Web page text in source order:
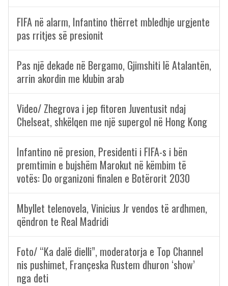
FIFA në alarm, Infantino thërret mbledhje urgjente
pas rritjes së presionit
Pas një dekade në Bergamo, Gjimshiti lë Atalantën,
arrin akordin me klubin arab
Video/ Zhegrova i jep fitoren Juventusit ndaj
Chelseat, shkëlqen me një supergol në Hong Kong
Infantino në presion, Presidenti i FIFA-s i bën
premtimin e bujshëm Marokut në këmbim të
votës: Do organizoni finalen e Botërorit 2030
Mbyllet telenovela, Vinicius Jr vendos të ardhmen,
qëndron te Real Madridi
Foto/ “Ka dalë dielli”, moderatorja e Top Channel
nis pushimet, Françeska Rustem dhuron ‘show’
nga deti